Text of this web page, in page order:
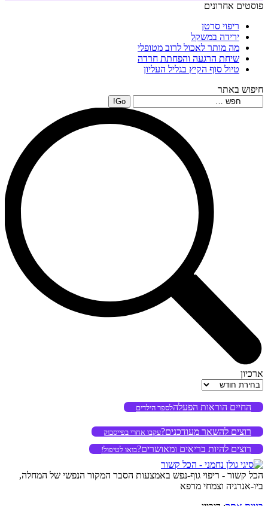
פוסטים אחרונים
ריפוי סרטן
ירידה במשקל
מה מותר לאכול לרוב מטופלי
שיחת הרגעה והפחתת חרדה
טיול סוף הקיץ בגליל העליון
חיפוש באתר
Search:
ארכיון
ארכיון
החיים הוראות הפעלהלספר הילדים
רוצים להשאר מעודכנים?עקבו אחרי בפייסבוק
רוצים להיות בריאים ומאושרים?בואו לטיפול!
הכל קשור - ריפוי גוף-נפש באמצעות הסבר המקור הנפשי של המחלה,
ביו-אנרגיה וצמחי מרפא